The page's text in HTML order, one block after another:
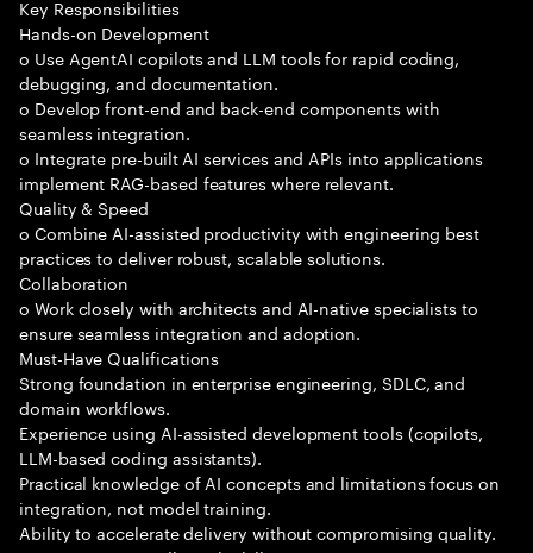
Key Responsibilities
Hands-on Development
o Use AgentAI copilots and LLM tools for rapid coding,
debugging, and documentation.
o Develop front-end and back-end components with
seamless integration.
o Integrate pre-built AI services and APIs into applications
implement RAG-based features where relevant.
Quality & Speed
o Combine AI-assisted productivity with engineering best
practices to deliver robust, scalable solutions.
Collaboration
o Work closely with architects and AI-native specialists to
ensure seamless integration and adoption.
Must-Have Qualifications
Strong foundation in enterprise engineering, SDLC, and
domain workflows.
Experience using AI-assisted development tools (copilots,
LLM-based coding assistants).
Practical knowledge of AI concepts and limitations focus on
integration, not model training.
Ability to accelerate delivery without compromising quality.